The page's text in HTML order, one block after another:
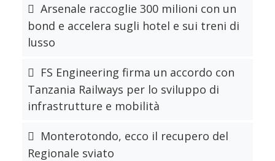
Arsenale raccoglie 300 milioni con un
bond e accelera sugli hotel e sui treni di
lusso
FS Engineering firma un accordo con
Tanzania Railways per lo sviluppo di
infrastrutture e mobilità
Monterotondo, ecco il recupero del
Regionale sviato